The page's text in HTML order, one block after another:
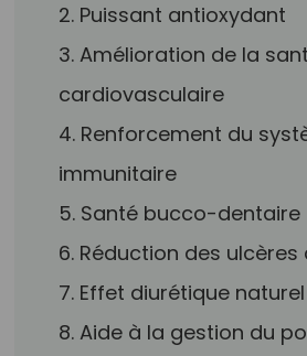
2. Puissant antioxydant
3. Amélioration de la
cardiovasculaire
4. Renforcement du
immunitaire
5. Santé bucco-dentaire
6. Réduction des
7. Effet diurétique naturel
8. Aide à la gestion du